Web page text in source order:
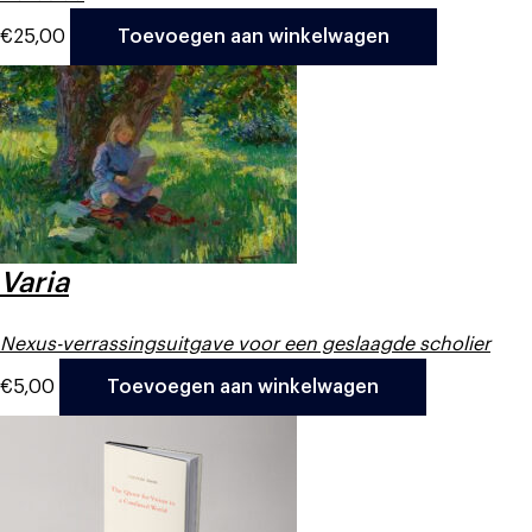
€25,00 Toevoegen aan winkelwagen
Varia
Nexus-verrassingsuitgave voor een geslaagde scholier
€5,00 Toevoegen aan winkelwagen